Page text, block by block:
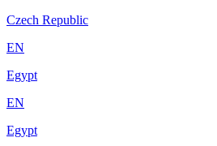
Czech Republic
EN
Egypt
EN
Egypt